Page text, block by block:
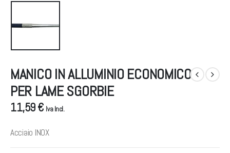
MANICO IN ALLUMINIO ECONOMICO
PER LAME SGORBIE
11,59 € Iva Incl.
Acciaio INOX